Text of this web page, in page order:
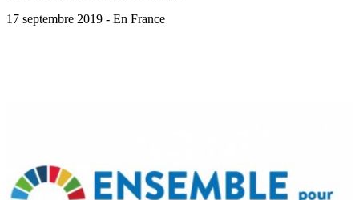
17 septembre 2019 - En France